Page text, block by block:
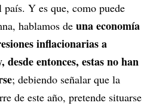
país. Y es que, como puede
hablamos de una economía
inflacionarias a
entonces, estas no han
; debiendo señalar que la
de este año, pretende situarse